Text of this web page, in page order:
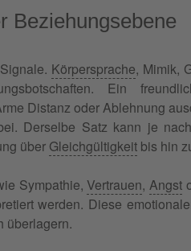
Beziehungsebene
Körpersprache, Mimik,
Ein
Distanz oder Ablehnung
Derselbe Satz kann je
über Gleichgültigkeit bis hin
Sympathie, Vertrauen,Angst
werden. Diese
überlagern.